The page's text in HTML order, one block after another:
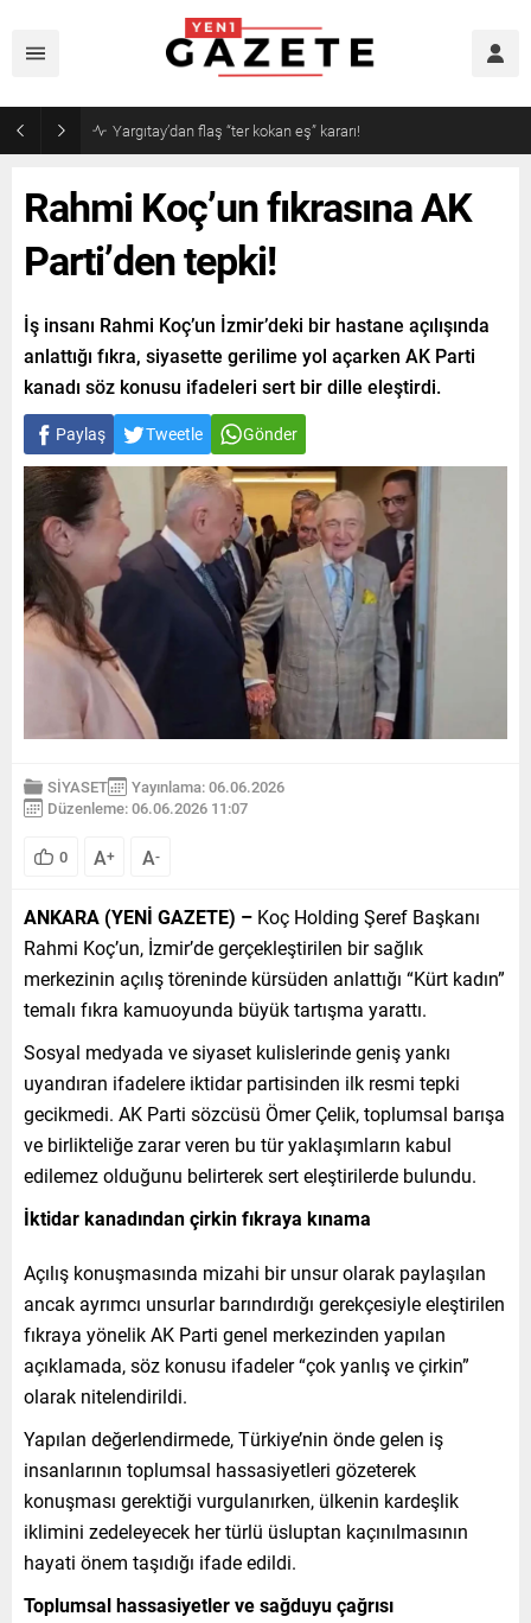
Narin cinayetinde amcadan olay mektup!
Rahmi Koç’un fıkrasına AK
Parti’den tepki!
İş insanı Rahmi Koç’un İzmir’deki bir hastane açılışında
anlattığı fıkra, siyasette gerilime yol açarken AK Parti
kanadı söz konusu ifadeleri sert bir dille eleştirdi.
Paylaş Tweetle Gönder
SİYASET
Yayınlama: 06.06.2026
Düzenleme: 06.06.2026 11:07
0 A+ A-
ANKARA (YENİ GAZETE) – Koç Holding Şeref Başkanı
Rahmi Koç’un, İzmir’de gerçekleştirilen bir sağlık
merkezinin açılış töreninde kürsüden anlattığı “Kürt kadın”
temalı fıkra kamuoyunda büyük tartışma yarattı.
Sosyal medyada ve siyaset kulislerinde geniş yankı
uyandıran ifadelere iktidar partisinden ilk resmi tepki
gecikmedi. AK Parti sözcüsü Ömer Çelik, toplumsal barışa
ve birlikteliğe zarar veren bu tür yaklaşımların kabul
edilemez olduğunu belirterek sert eleştirilerde bulundu.
İktidar kanadından çirkin fıkraya kınama
Açılış konuşmasında mizahi bir unsur olarak paylaşılan
ancak ayrımcı unsurlar barındırdığı gerekçesiyle eleştirilen
fıkraya yönelik AK Parti genel merkezinden yapılan
açıklamada, söz konusu ifadeler “çok yanlış ve çirkin”
olarak nitelendirildi.
Yapılan değerlendirmede, Türkiye’nin önde gelen iş
insanlarının toplumsal hassasiyetleri gözeterek
konuşması gerektiği vurgulanırken, ülkenin kardeşlik
iklimini zedeleyecek her türlü üsluptan kaçınılmasının
hayati önem taşıdığı ifade edildi.
Toplumsal hassasiyetler ve sağduyu çağrısı